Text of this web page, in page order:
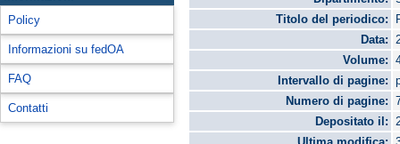
Policy
Informazioni su fedOA
FAQ
Contatti
Titolo del periodico:
Data:
Volume:
Intervallo di pagine:
Numero di pagine:
Depositato il: